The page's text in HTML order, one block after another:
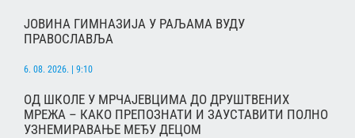
ЈОВИНА ГИМНАЗИЈА У РАЉАМА ВУДУ
ПРАВОСЛАВЉА
6. 08. 2026. | 9:10
ОД ШКОЛЕ У МРЧАЈЕВЦИМА ДО ДРУШТВЕНИХ
МРЕЖА – КАКО ПРЕПОЗНАТИ И ЗАУСТАВИТИ ПОЛНО
УЗНЕМИРАВАЊЕ МЕЂУ ДЕЦОМ